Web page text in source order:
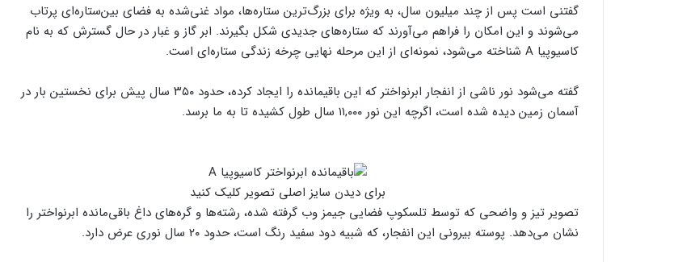
گفتنی است پس از چند میلیون سال، به ویژه برای بزرگ‌ترین ستاره‌ها، مواد غنی‌شده به فضای بین‌ستاره‌ای پرتاب
می‌شوند و این امکان را فراهم می‌آورند که ستاره‌های جدیدی شکل بگیرند. ابر گاز و غبار در حال گسترش که به نام
کاسیوپیا A شناخته می‌شود، نمونه‌ای از این مرحله نهایی چرخه زندگی ستاره‌ای است.
گفته می‌شود نور ناشی از انفجار ابرنواختر که این باقیمانده را ایجاد کرده، حدود ۳۵۰ سال پیش برای نخستین بار در
آسمان زمین دیده شده است، اگرچه این نور ۱۱,۰۰۰ سال طول کشیده تا به ما برسد.
برای دیدن سایز اصلی تصویر کلیک کنید
تصویر تیز و واضحی که توسط تلسکوپ فضایی جیمز وب گرفته شده، رشته‌ها و گره‌های داغ باقی‌مانده ابرنواختر را
نشان می‌دهد. پوسته بیرونی این انفجار، که شبیه دود سفید رنگ است، حدود ۲۰ سال نوری عرض دارد. YR۴ را بررسی می‌کند